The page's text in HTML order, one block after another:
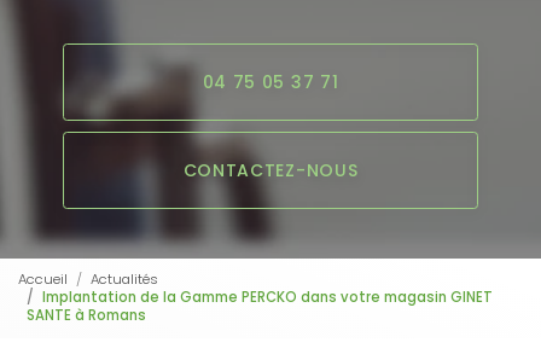
04 75 05 37 71
CONTACTEZ-NOUS
Accueil
Actualités
Implantation de la Gamme PERCKO dans votre magasin GINET
SANTE à Romans